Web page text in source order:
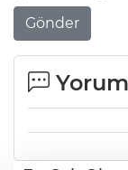
Gönder